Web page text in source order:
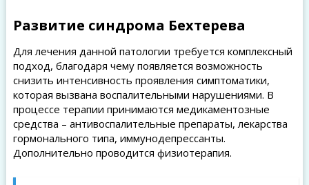
Развитие синдрома Бехтерева
Для лечения данной патологии требуется комплексный
подход, благодаря чему появляется возможность
снизить интенсивность проявления симптоматики,
которая вызвана воспалительными нарушениями. В
процессе терапии принимаются медикаментозные
средства – антивоспалительные препараты, лекарства
гормонального типа, иммунодепрессанты.
Дополнительно проводится физиотерапия.